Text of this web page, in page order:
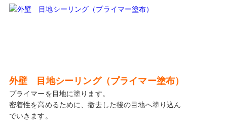
外壁 目地シーリング（プライマー塗布）
プライマーを目地に塗ります。
密着性を高めるために、撤去した後の目地へ塗り込ん
でいきます。